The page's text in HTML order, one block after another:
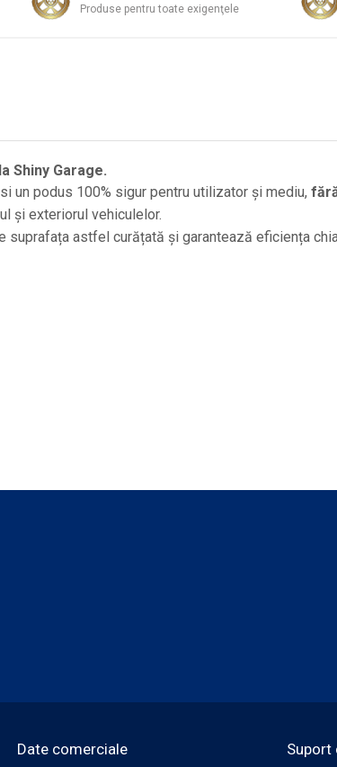
Produse pentru toate exigenţele
Shiny Garage.
un podus 100% sigur pentru utilizator și mediu,
și exteriorul vehiculelor.
astfel curățată și garantează eficiența
soluția
Date comerciale Suport